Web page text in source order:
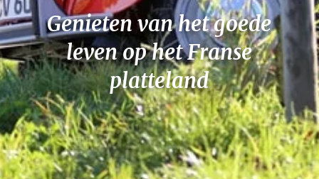
Genieten van het goede
leven op het Franse
platteland